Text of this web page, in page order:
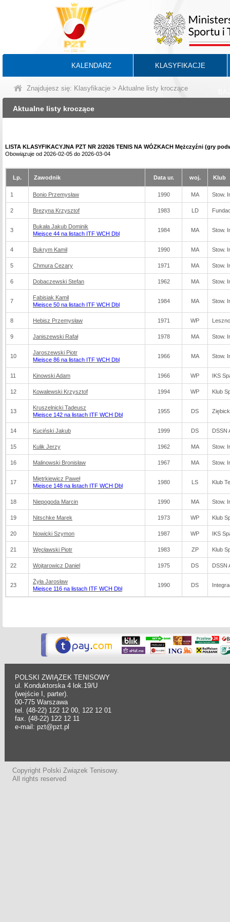
KALENDARZ KLASYFIKACJE
Znajdujesz się: Klasyfikacje > Aktualne listy kroczące
Aktualne listy kroczące
LISTA KLASYFIKACYJNA PZT NR 2/2026 TENIS NA WÓZKACH Mężczyźni (gry
Obowiązuje od 2026-02-05 do 2026-03-04
Lp. Zawodnik Data ur. woj. Klub
1 Bonio Przemysław 1990 MA Stow.
2 Brezyna Krzysztof 1983 LD
3
Bukała Jakub Dominik
Miejsce 44 na listach ITF WCH Dbl
1984 MA Stow.
4 Bukrym Kamil 1990 MA Stow.
5 Chmura Cezary 1971 MA Stow.
6 Dobaczewski Stefan 1962 MA Stow.
7
Fabisiak Kamil
Miejsce 50 na listach ITF WCH Dbl
1984 MA Stow.
8 Hebisz Przemysław 1971 WP
9 Janiszewski Rafał 1978 MA Stow.
10
Jaroszewski Piotr
Miejsce 86 na listach ITF WCH Dbl
1966 MA Stow.
11 Kinowski Adam 1966 WP IKS
12 Kowalewski Krzysztof 1994 WP Klub
13
Kruszelnicki Tadeusz
Miejsce 142 na listach ITF WCH Dbl
1955 DS
14 Kuciński Jakub 1999 DS DSSN
15 Kulik Jerzy 1962 MA Stow.
16 Malinowski Bronisław 1967 MA Stow.
17
Miętrkiewicz Paweł
Miejsce 148 na listach ITF WCH Dbl
1980 LS Klub
18 Niepogoda Marcin 1990 MA Stow.
19 Nitschke Marek 1973 WP Klub
20 Nowicki Szymon 1987 WP IKS
21 Węcławski Piotr 1983 ZP Klub
22 Wojtarowicz Daniel 1975 DS DSSN
23
Żyła Jarosław
Miejsce 116 na listach ITF WCH Dbl
1990 DS
POLSKI ZWIĄZEK TENISOWY
ul. Konduktorska 4 lok.19/U
(wejście I, parter).
00-775 Warszawa
tel. (48-22) 122 12 00, 122 12 01
fax. (48-22) 122 12 11
e-mail: pzt@pzt.pl
Copyright Polski Związek Tenisowy.
All rights reserved